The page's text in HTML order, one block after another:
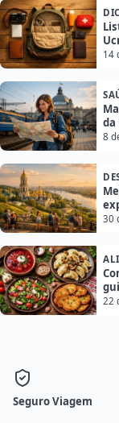
14
da
8
30
22
Seguro Viagem